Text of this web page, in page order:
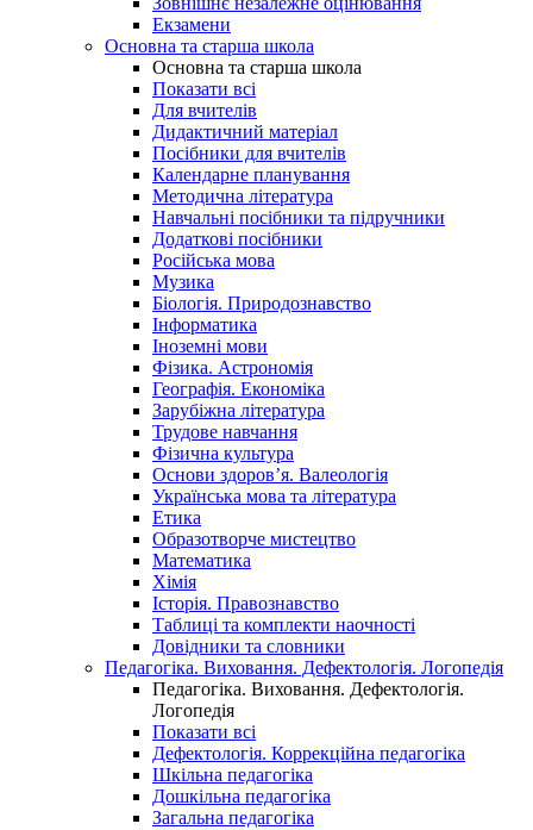
Екзамени
Основна та старша школа
Основна та старша школа
Показати всі
Для вчителів
Дидактичний матеріал
Посібники для вчителів
Календарне планування
Методична література
Навчальні посібники та підручники
Додаткові посібники
Російська мова
Музика
Біологія. Природознавство
Інформатика
Іноземні мови
Фізика. Астрономія
Географія. Економіка
Зарубіжна література
Трудове навчання
Фізична культура
Основи здоров’я. Валеологія
Українська мова та література
Етика
Образотворче мистецтво
Математика
Хімія
Історія. Правознавство
Таблиці та комплекти наочності
Довідники та словники
Педагогіка. Виховання. Дефектологія. Логопедія
Педагогіка. Виховання. Дефектологія.
Логопедія
Показати всі
Дефектологія. Коррекційна педагогіка
Шкільна педагогіка
Дошкільна педагогіка
Загальна педагогіка